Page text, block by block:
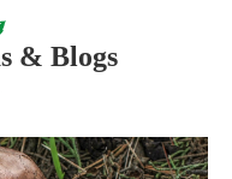
& Blogs